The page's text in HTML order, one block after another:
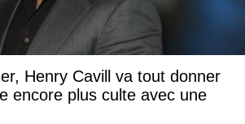
Henry Cavill va tout donner
encore plus culte avec une